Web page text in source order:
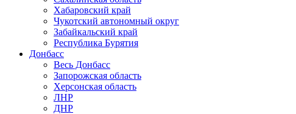
Хабаровский край
Чукотский автономный округ
Забайкальский край
Республика Бурятия
Донбасс
Весь Донбасс
Запорожская область
Херсонская область
ЛНР
ДНР